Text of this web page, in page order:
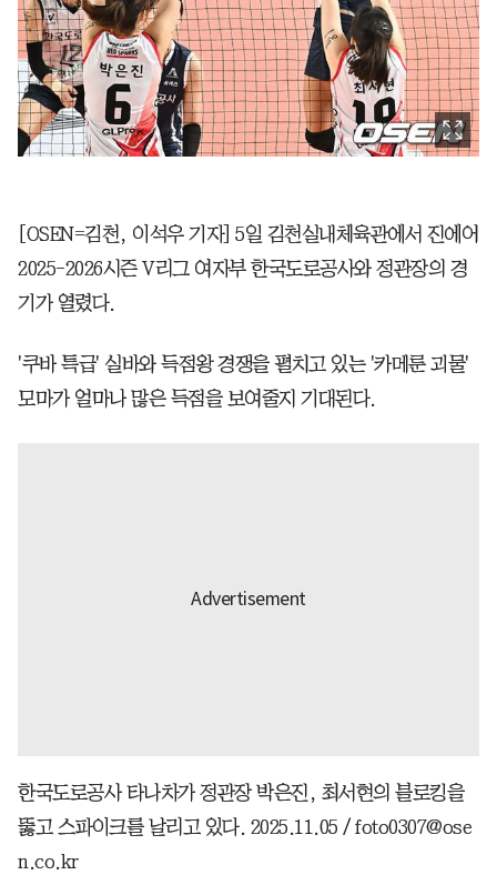
[OSEN=김천, 이석우 기자] 5일 김천실내체육관에서 진에어
2025-2026시즌 V리그 여자부 한국도로공사와 정관장의 경
기가 열렸다.
'쿠바 특급' 실바와 득점왕 경쟁을 펼치고 있는 '카메룬 괴물'
모마가 얼마나 많은 득점을 보여줄지 기대된다.
한국도로공사 타나차가 정관장 박은진, 최서현의 블로킹을
뚫고 스파이크를 날리고 있다. 2025.11.05 / foto0307@ose
n.co.kr